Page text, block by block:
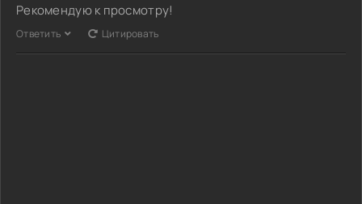
Рекомендую к просмотру!
Ответить Цитировать